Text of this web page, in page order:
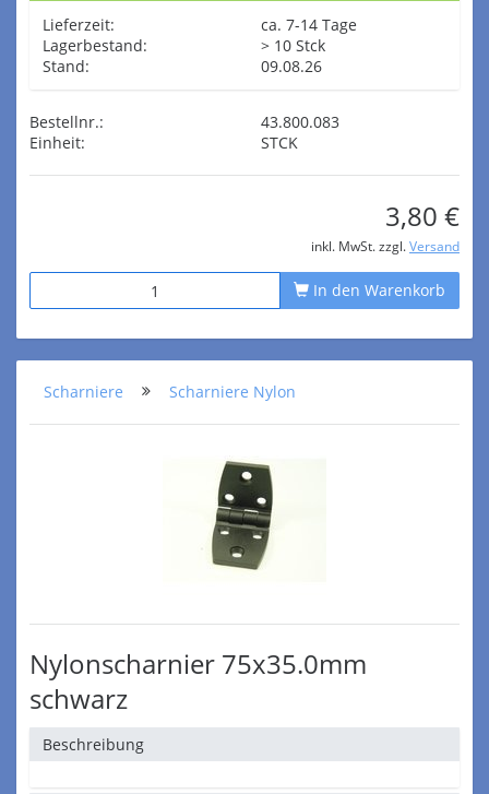
Lieferzeit:
ca. 7-14 Tage
Lagerbestand:
> 10 Stck
Stand:
09.08.26
Bestellnr.:
43.800.083
Einheit:
STCK
3,80 €
inkl. MwSt. zzgl. Versand
In den Warenkorb
Scharniere Scharniere Nylon
Nylonscharnier 75x35.0mm
schwarz
Beschreibung